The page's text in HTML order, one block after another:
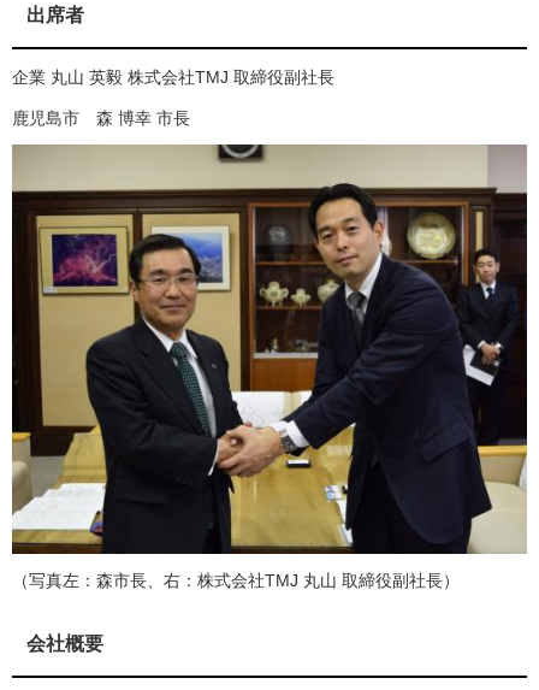
出席者
企業 丸山 英毅 株式会社TMJ 取締役副社長
鹿児島市 森 博幸 市長
（写真左：森市長、右：株式会社TMJ 丸山 取締役副社長）
会社概要